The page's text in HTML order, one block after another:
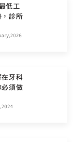
低工
診所
牙科
須做